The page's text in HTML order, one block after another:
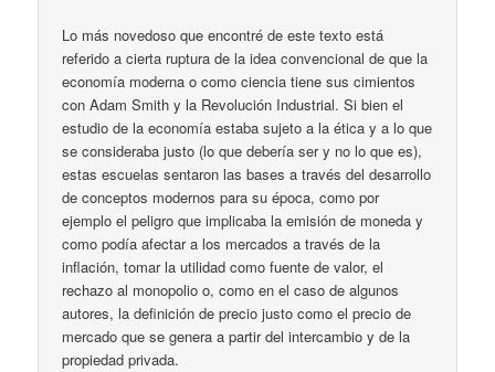
Lo más novedoso que encontré de este texto está
referido a cierta ruptura de la idea convencional de que la
economía moderna o como ciencia tiene sus cimientos
con Adam Smith y la Revolución Industrial. Si bien el
estudio de la economía estaba sujeto a la ética y a lo que
se consideraba justo (lo que debería ser y no lo que es),
estas escuelas sentaron las bases a través del desarrollo
de conceptos modernos para su época, como por
ejemplo el peligro que implicaba la emisión de moneda y
como podía afectar a los mercados a través de la
inflación, tomar la utilidad como fuente de valor, el
rechazo al monopolio o, como en el caso de algunos
autores, la definición de precio justo como el precio de
mercado que se genera a partir del intercambio y de la
propiedad privada.